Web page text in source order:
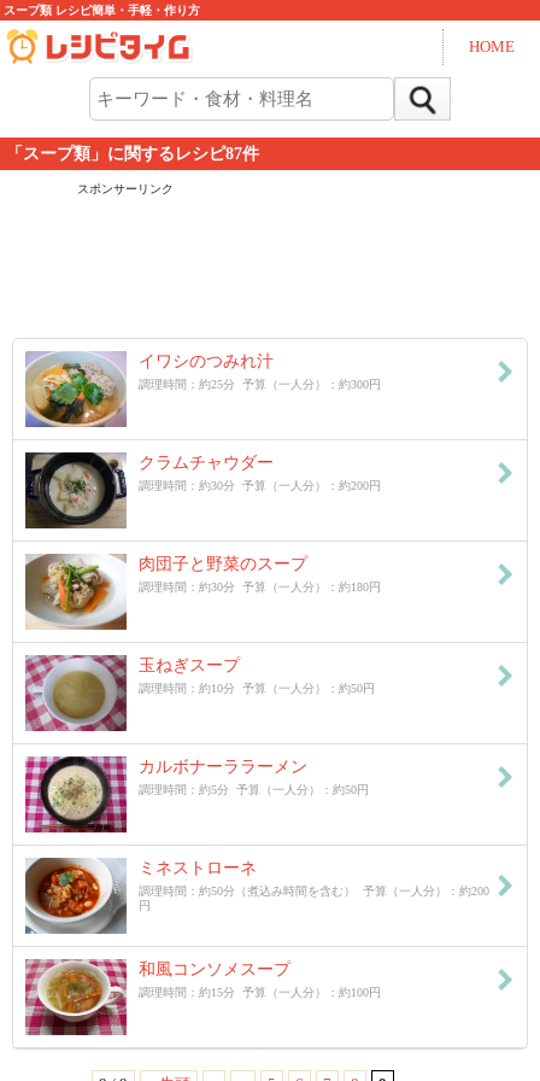
スープ類 レシピ簡単・手軽・作り方
HOME
「スープ類」に関するレシピ87件
スポンサーリンク
イワシのつみれ汁
調理時間：約25分 予算（一人分）：約300円
クラムチャウダー
調理時間：約30分 予算（一人分）：約200円
肉団子と野菜のスープ
調理時間：約30分 予算（一人分）：約180円
玉ねぎスープ
調理時間：約10分 予算（一人分）：約50円
カルボナーララーメン
調理時間：約5分 予算（一人分）：約50円
ミネストローネ
調理時間：約50分（煮込み時間を含む） 予算（一人分）：約200
円
和風コンソメスープ
調理時間：約15分 予算（一人分）：約100円